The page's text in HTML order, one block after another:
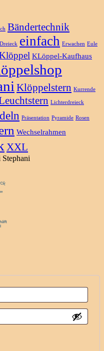
Bändertechnik
Dreieck einfach Erwachen Eule
KLöppel-Kaufhaus
Klöppelstern Kurrende
Lichterdreieck
Präsentation Pyramide Rosen
Wechselrahmen
XXL